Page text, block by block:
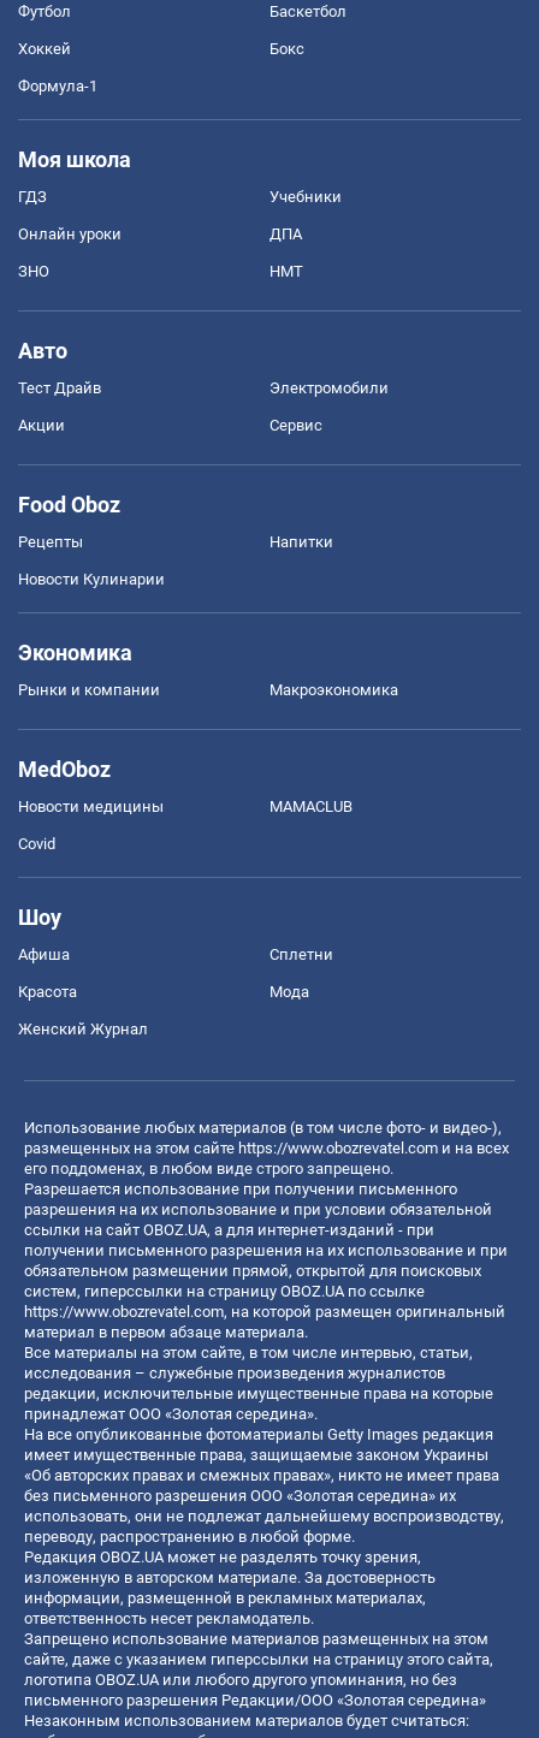
Футбол Баскетбол
Хоккей Бокс
Формула-1
Моя школа
ГДЗ Учебники
Онлайн уроки ДПА
ЗНО НМТ
Авто
Тест Драйв Электромобили
Акции Сервис
Food Oboz
Рецепты Напитки
Новости Кулинарии
Экономика
Рынки и компании Mакроэкономика
MedOboz
Новости медицины MAMACLUB
Covid
Шоу
Афиша Сплетни
Красота Мода
Женский Журнал
Использование любых материалов (в том числе фото- и видео-),
размещенных на этом сайте https://www.obozrevatel.com и на всех
его поддоменах, в любом виде строго запрещено.
Разрешается использование при получении письменного
разрешения на их использование и при условии обязательной
ссылки на сайт OBOZ.UA, а для интернет-изданий - при
получении письменного разрешения на их использование и при
обязательном размещении прямой, открытой для поисковых
систем, гиперссылки на страницу OBOZ.UA по ссылке
https://www.obozrevatel.com, на которой размещен оригинальный
материал в первом абзаце материала.
Все материалы на этом сайте, в том числе интервью, статьи,
исследования – служебные произведения журналистов
редакции, исключительные имущественные права на которые
принадлежат ООО «Золотая середина».
На все опубликованные фотоматериалы Getty Images редакция
имеет имущественные права, защищаемые законом Украины
«Об авторских правах и смежных правах», никто не имеет права
без письменного разрешения ООО «Золотая середина» их
использовать, они не подлежат дальнейшему воспроизводству,
переводу, распространению в любой форме.
Редакция OBOZ.UA может не разделять точку зрения,
изложенную в авторском материале. За достоверность
информации, размещенной в рекламных материалах,
ответственность несет рекламодатель.
Запрещено использование материалов размещенных на этом
сайте, даже с указанием гиперссылки на страницу этого сайта,
логотипа OBOZ.UA или любого другого упоминания, но без
письменного разрешения Редакции/ООО «Золотая середина»
Незаконным использованием материалов будет считаться: